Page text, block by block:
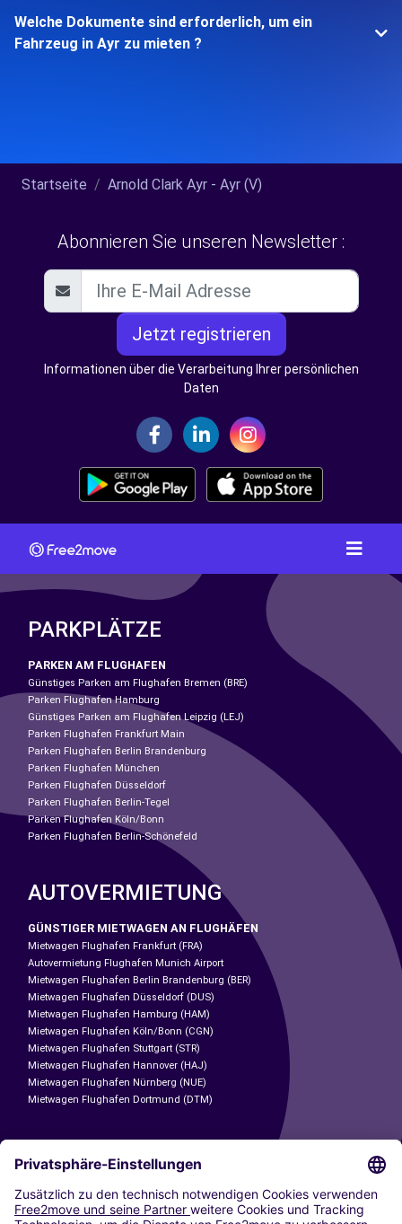
Welche Dokumente sind erforderlich, um ein
Fahrzeug in Ayr zu mieten ?
Startseite Arnold Clark Ayr - Ayr (V)
Abonnieren Sie unseren Newsletter :
Jetzt registrieren
Informationen über die Verarbeitung Ihrer persönlichen
Daten
PARKPLÄTZE
PARKEN AM FLUGHAFEN
Günstiges Parken am Flughafen Bremen (BRE)
Parken Flughafen Hamburg
Günstiges Parken am Flughafen Leipzig (LEJ)
Parken Flughafen Frankfurt Main
Parken Flughafen Berlin Brandenburg
Parken Flughafen München
Parken Flughafen Düsseldorf
Parken Flughafen Berlin-Tegel
Parken Flughafen Köln/Bonn
Parken Flughafen Berlin-Schönefeld
AUTOVERMIETUNG
GÜNSTIGER MIETWAGEN AN FLUGHÄFEN
Mietwagen Flughafen Frankfurt (FRA)
Autovermietung Flughafen Munich Airport
Mietwagen Flughafen Berlin Brandenburg (BER)
Mietwagen Flughafen Düsseldorf (DUS)
Mietwagen Flughafen Hamburg (HAM)
Mietwagen Flughafen Köln/Bonn (CGN)
Mietwagen Flughafen Stuttgart (STR)
Mietwagen Flughafen Hannover (HAJ)
Mietwagen Flughafen Nürnberg (NUE)
Mietwagen Flughafen Dortmund (DTM)
CARSHARING
UNSERE STÄDTE
Paris